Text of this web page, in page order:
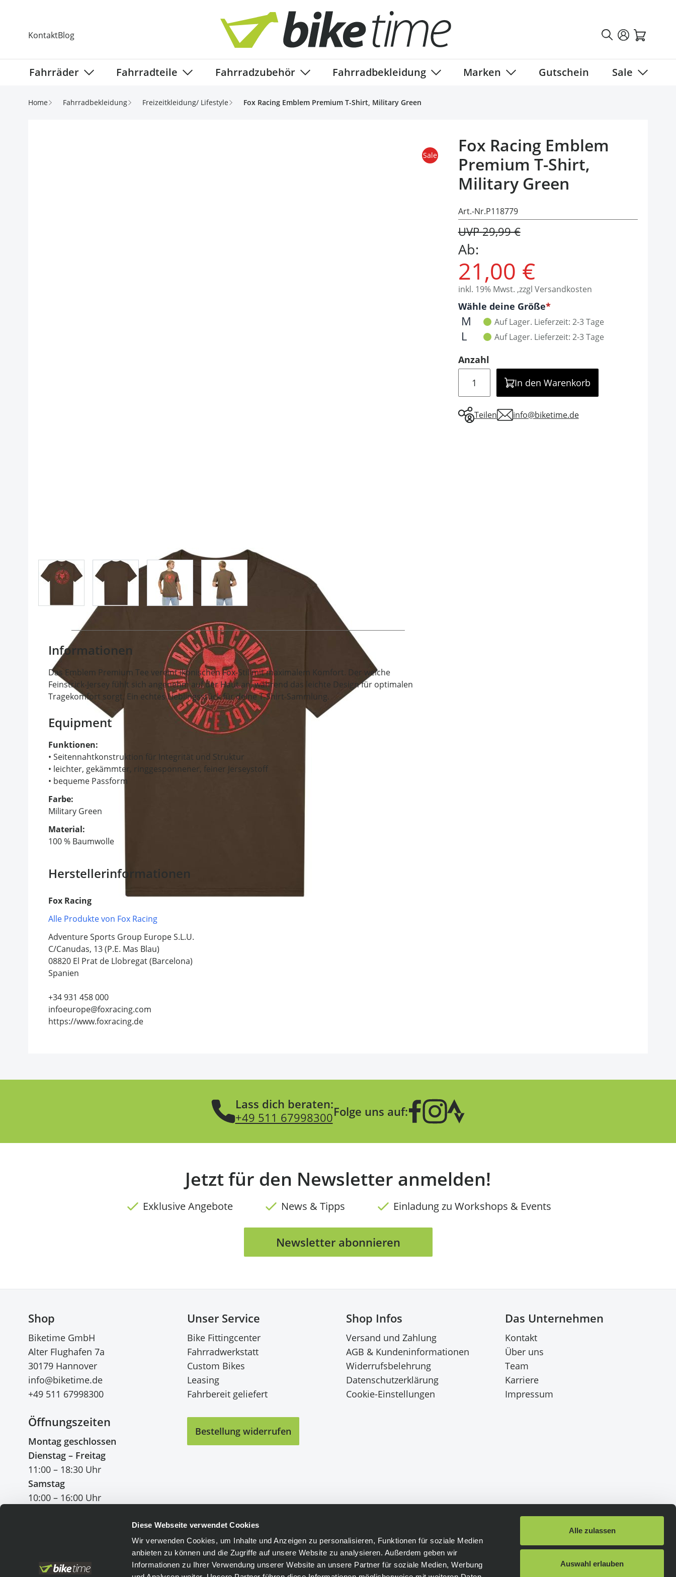
Diese Webseite verwendet Cookies
Wir verwenden Cookies, um Inhalte und Anzeigen zu personalisieren, Funktionen für soziale Medien
anbieten zu können und die Zugriffe auf unsere Website zu analysieren. Außerdem geben wir
Informationen zu Ihrer Verwendung unserer Website an unsere Partner für soziale Medien, Werbung
Alle zulassen
Auswahl erlauben
KontaktBlog
Fahrräder Fahrradteile Fahrradzubehör
Show submenu for Fahrradzubehör category
Fahrradbekleidung Marken Gutschein Sale
Home Fahrradbekleidung Freizeitkleidung/ Lifestyle Fox Racing Emblem Premium T-Shirt, Military Green
Fox Racing Emblem
Premium T-Shirt,
Military Green
Art.-Nr.P118779
UVP 29,99 €
Ab:
21,00 €
inkl. 19% Mwst. ,zzgl Versandkosten
Optionen
Wähle deine Größe
It is required to select one of the available
M Auf Lager. Lieferzeit: 2-3 Tage
L Auf Lager. Lieferzeit: 2-3 Tage
Anzahl
In den Warenkorb
Teilen info@biketime.de
Sale
View larger imageView larger imageView larger imageView larger image
Informationen
Das Emblem Premium Tee vereint ikonischen Fox-Stil mit maximalem Komfort. Der weiche
Feinstrick-Jersey fühlt sich angenehm auf der Haut an, während das leichte Design für optimalen
Tragekomfort sorgt. Ein echtes Lieblingsstück für deine T-Shirt-Sammlung.
Equipment
Funktionen:
• Seitennahtkonstruktion für Integrität und Struktur
• leichter, gekämmter, ringgesponnener, feiner Jerseystoff
• bequeme Passform
Farbe:
Military Green
Material:
100 % Baumwolle
Herstellerinformationen
Fox Racing
Alle Produkte von Fox Racing
Adventure Sports Group Europe S.L.U.
C/Canudas, 13 (P.E. Mas Blau)
08820 El Prat de Llobregat (Barcelona)
Spanien
+34 931 458 000
infoeurope@foxracing.com
https://www.foxracing.de
Lass dich beraten:
+49 511 67998300Folge uns auf:
Jetzt für den Newsletter anmelden!
Exklusive Angebote News & Tipps Einladung zu Workshops & Events
Newsletter abonnieren
Shop
Biketime GmbH
Alter Flughafen 7a
30179 Hannover
info@biketime.de
+49 511 67998300
Öffnungszeiten
Montag geschlossen
Dienstag – Freitag
11:00 – 18:30 Uhr
Samstag
10:00 – 16:00 Uhr
Unser Service
Bike Fittingcenter
Fahrradwerkstatt
Custom Bikes
Leasing
Fahrbereit geliefert
Shop Infos
Versand und Zahlung
AGB & Kundeninformationen
Widerrufsbelehrung
Datenschutzerklärung
Cookie-Einstellungen
Das Unternehmen
Kontakt
Über uns
Team
Karriere
Impressum
Bestellung widerrufen
Schneller Versand: